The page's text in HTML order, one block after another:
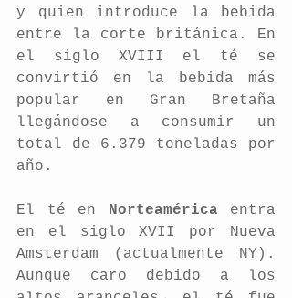
y quien introduce la bebida
entre la corte británica. En
el siglo XVIII el té se
convirtió en la bebida más
popular en Gran Bretaña
llegándose a consumir un
total de 6.379 toneladas por
año.
El té en Norteamérica entra
en el siglo XVII por Nueva
Amsterdam (actualmente NY).
Aunque caro debido a los